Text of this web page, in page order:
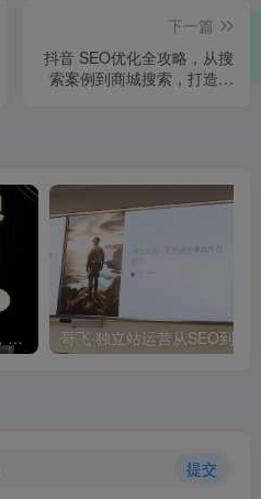
下一篇
抖音 SEO优化全攻略，从搜
索案例到商城搜索，打造高
全网通用，不需要各种会员，再也不缺电影看！！
提交